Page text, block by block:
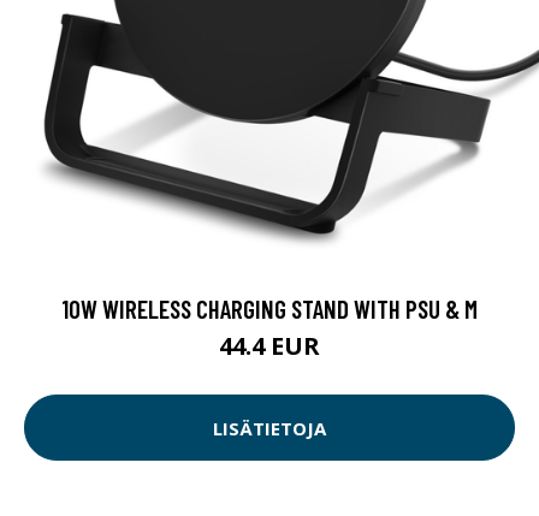
10W WIRELESS CHARGING STAND WITH PSU & M
44.4 EUR
LISÄTIETOJA